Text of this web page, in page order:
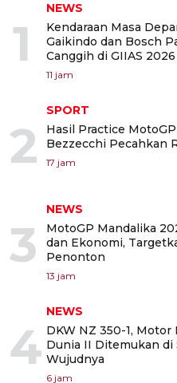
1
NEWS
Kendaraan Masa
Gaikindo dan Bosch
Canggih di GIIAS 2026
11 jam
2
SPORT
Hasil Practice
Bezzecchi Pecahkan
17 jam
3
NEWS
MotoGP Mandalika
dan Ekonomi,
Penonton
13 jam
4
NEWS
DKW NZ 350-1,
Dunia II Ditemukan di
Wujudnya
6 jam